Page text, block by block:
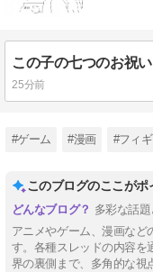
25分前
#ゲーム #漫画 #フィ
このブログのここがポ
多彩な話
アニメやゲーム、漫画など
す。各種スレッドの内容を
界の裏側まで、多角的な視